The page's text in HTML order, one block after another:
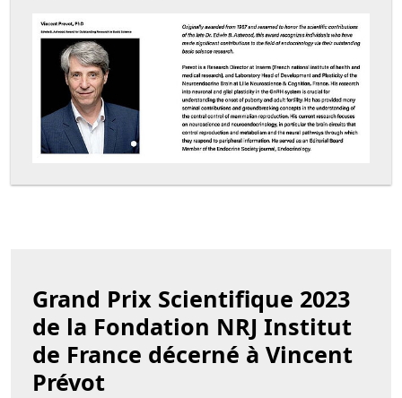
Grand Prix Scientifique 2023
de la Fondation NRJ Institut
de France décerné à Vincent
Prévot